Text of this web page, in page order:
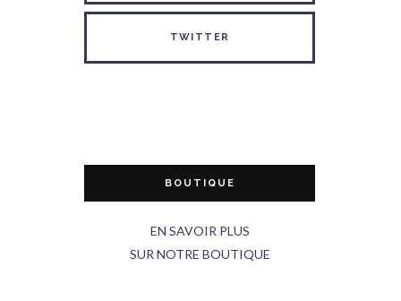
TWITTER
BOUTIQUE
EN SAVOIR PLUS
SUR NOTRE BOUTIQUE